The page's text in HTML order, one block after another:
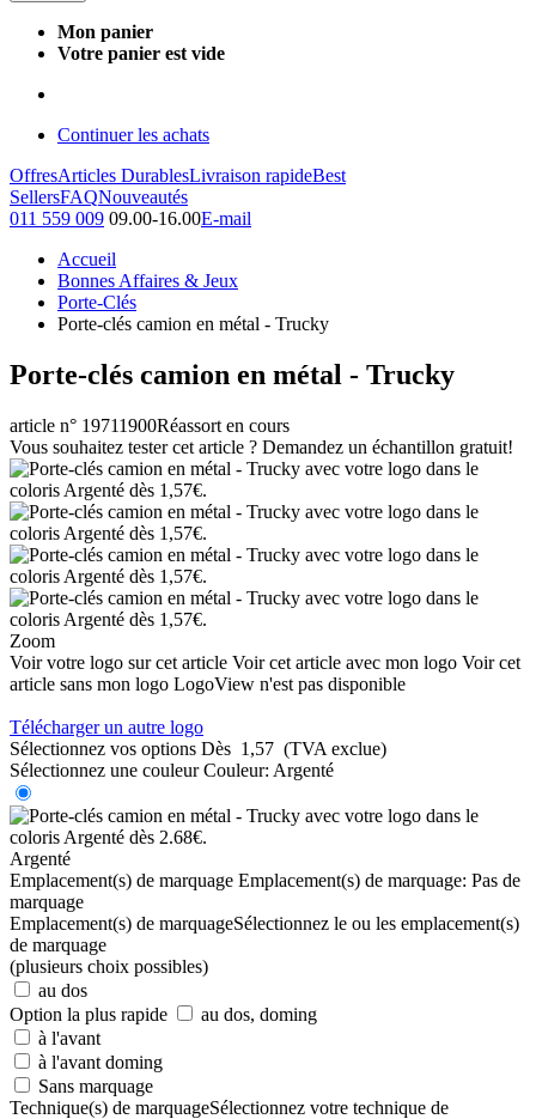
Mon panier
Votre panier est vide
Continuer les achats
OffresArticles DurablesLivraison rapideBest
SellersFAQNouveautés
011 559 009 09.00-16.00E-mail
Accueil
Bonnes Affaires & Jeux
Porte-Clés
Porte-clés camion en métal - Trucky
Porte-clés camion en métal - Trucky
article n° 19711900Réassort en cours
Vous souhaitez tester cet article ? Demandez un échantillon gratuit!
Zoom
Voir votre logo sur cet article Voir cet article avec mon logo Voir cet
article sans mon logo LogoView n'est pas disponible
Télécharger un autre logo
Sélectionnez vos options Dès 1,57 (TVA exclue)
Sélectionnez une couleur Couleur: Argenté
Argenté
Emplacement(s) de marquage Emplacement(s) de marquage: Pas de
marquage
Emplacement(s) de marquageSélectionnez le ou les emplacement(s)
de marquage
(plusieurs choix possibles)
au dos
Option la plus rapide
au dos, doming
à l'avant
à l'avant doming
Sans marquage
Technique(s) de marquageSélectionnez votre technique de